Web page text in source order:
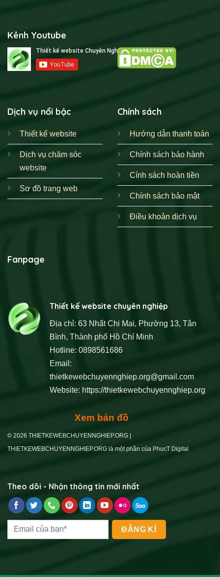
Kênh Youtube
Dịch vụ nổi bậc
Thiết kế website
Dịch vụ chăm sóc
website
Sơ đồ trang web
Chính sách
Hướng dẫn thanh toán
Chính sách bảo hành
Cính sách hoàn tiền
Chính sách bảo mật
Điều khoản dịch vụ
Fanpage
Thiết kế website chuyên nghiệp
Địa chỉ: 63 Nhất Chi Mai, Phường 13, Tân
Bình, Thành phố Hồ Chí Minh
Hotline: 0898561686
Email:
thietkewebchuyennghiep.org@gmail.com
Website: https://thietkewebchuyennghiep.org
Xem bản đồ
© 2026 THIETKEWEBCHUYENNGHIEP.ORG |
THIETKEWEBCHUYENNGHIEP.ORG là một phần của PhucT Digital
Theo dõi - Nhận thông tin mới nhất